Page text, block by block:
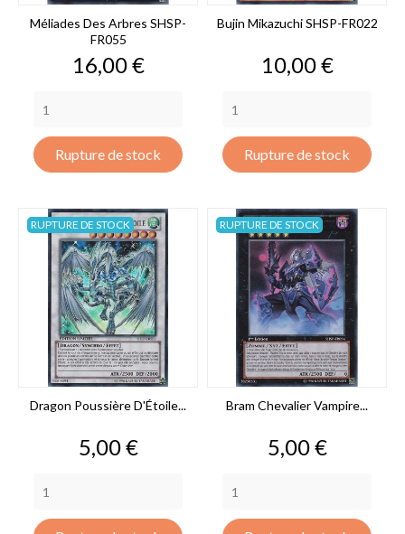
Méliades Des Arbres SHSP-
FR055
Prix
16,00 €
Rupture de stock
Bujin Mikazuchi SHSP-FR022
Prix
10,00 €
Rupture de stock
Dragon Poussière D'Étoile...
Prix
5,00 €
RUPTURE DE STOCK
Bram Chevalier Vampire...
Prix
5,00 €
RUPTURE DE STOCK